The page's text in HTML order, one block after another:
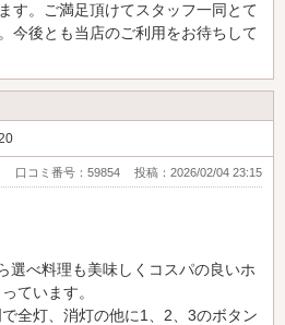
す。ご満足頂けてスタッフ一同とて
今後とも当店のご利用をお待ちして
星のうち4
口コミ番号：59854 投稿：2026/02/04 23:15
選べ料理も美味しくコスパの良いホ
ています。
全灯、消灯の他に1、2、3のボタン